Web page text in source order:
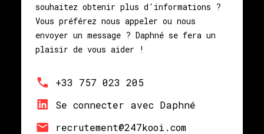
souhaitez obtenir plus d'informations ?
Vous préférez nous appeler ou nous
envoyer un message ? Daphnése fera un
plaisir de vous aider !
+33 757 023 205
Se connecter avec Daphné
recrutement@247kooi.com